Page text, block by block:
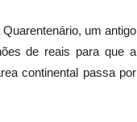
um antigo
de reais para que a
continental passa por